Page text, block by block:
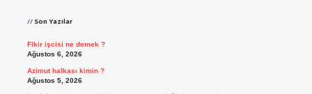
Son Yazılar
Fikir işcisi ne demek ?
Ağustos 6, 2026
Azimut halkası kimin ?
Ağustos 5, 2026